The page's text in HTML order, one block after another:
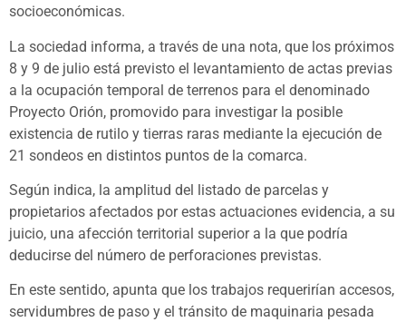
socioeconómicas.
La sociedad informa, a través de una nota, que los próximos
8 y 9 de julio está previsto el levantamiento de actas previas
a la ocupación temporal de terrenos para el denominado
Proyecto Orión, promovido para investigar la posible
existencia de rutilo y tierras raras mediante la ejecución de
21 sondeos en distintos puntos de la comarca.
Según indica, la amplitud del listado de parcelas y
propietarios afectados por estas actuaciones evidencia, a su
juicio, una afección territorial superior a la que podría
deducirse del número de perforaciones previstas.
En este sentido, apunta que los trabajos requerirían accesos,
servidumbres de paso y el tránsito de maquinaria pesada